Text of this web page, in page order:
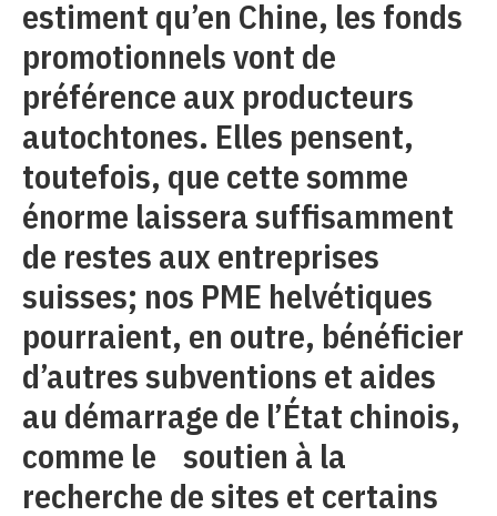
estiment qu’en Chine, les fonds
promotionnels vont de
préférence aux producteurs
autochtones. Elles pensent,
toutefois, que cette somme
énorme laissera suffisamment
de restes aux entreprises
suisses; nos PME helvétiques
pourraient, en outre, bénéficier
d’autres subventions et aides
au démarrage de l’État chinois,
comme le soutien à la
recherche de sites et certains